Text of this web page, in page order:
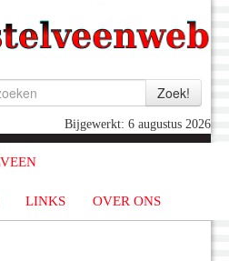
Bijgewerkt: 6 augustus 2026
LINKS OVER ONS